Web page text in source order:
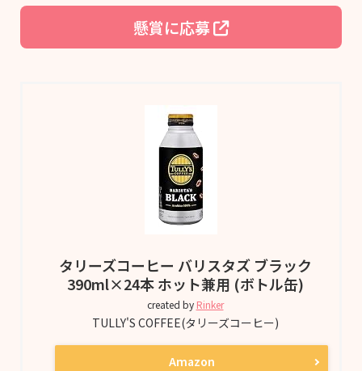
懸賞に応募
タリーズコーヒー バリスタズ ブラック
390ml×24本 ホット兼用 (ボトル缶)
created by Rinker
TULLY'S COFFEE(タリーズコーヒー)
Amazon